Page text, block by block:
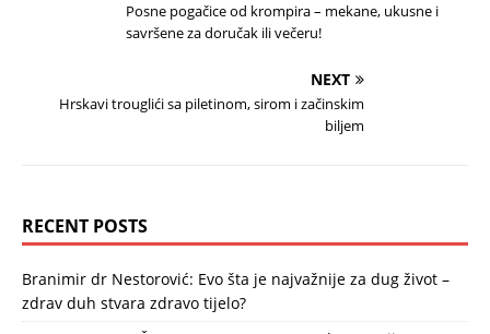
Posne pogačice od krompira – mekane, ukusne i
savršene za doručak ili večeru!
NEXT
Hrskavi trouglići sa piletinom, sirom i začinskim
biljem
RECENT POSTS
Branimir dr Nestorović: Evo šta je najvažnije za dug život –
zdrav duh stvara zdravo tijelo?